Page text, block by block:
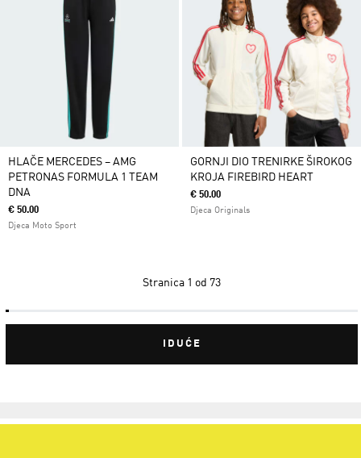
HLAČE MERCEDES – AMG
PETRONAS FORMULA 1 TEAM
DNA
€ 50.00
Djeca Moto Sport
GORNJI DIO TRENIRKE ŠIROKOG
KROJA FIREBIRD HEART
€ 50.00
Djeca Originals
Stranica 1 od 73
IDUĆE